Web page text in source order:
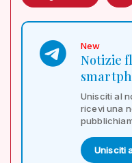
New
Notizie
Unisciti al
ricevi una
Unisciti